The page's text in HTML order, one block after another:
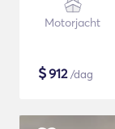
Motorjacht
$912/dag